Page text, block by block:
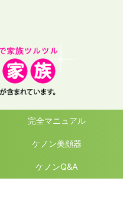
完全マニュアル
ケノン美顔器
ケノンQ&A